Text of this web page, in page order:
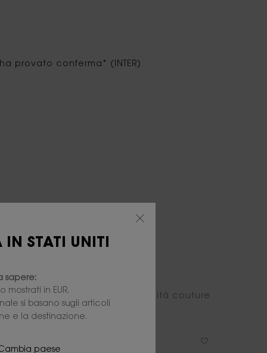
provato conferma* (INTER)
immediato. Scopri le 11 tonalità couture
IN STATI UNITI
sapere:
mostrati in EUR.
si basano sugli articoli
e la destinazione.
paese